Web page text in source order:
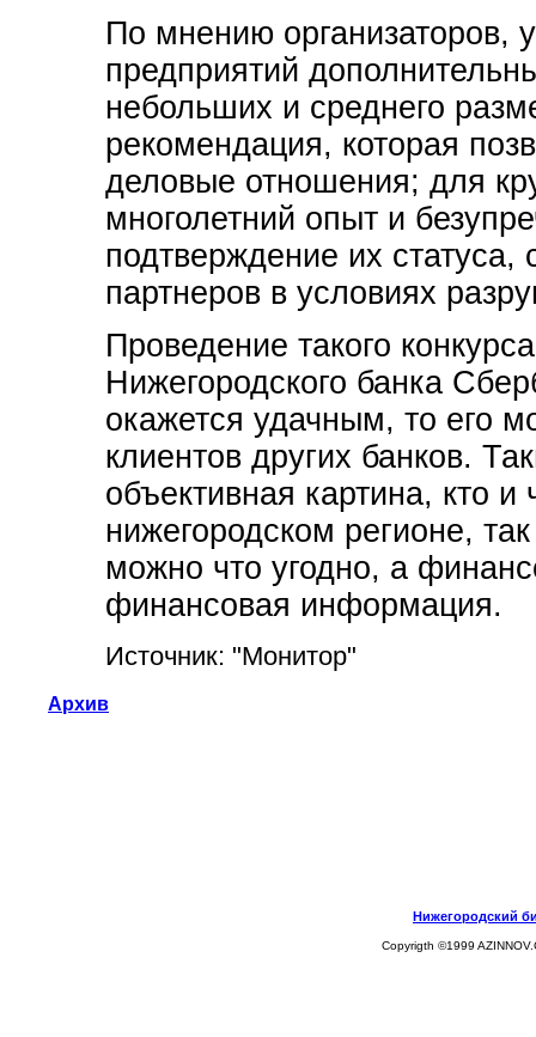
По мнению организаторов,
предприятий
небольших и среднего
рекомендация, которая
деловые отношения; для
многолетний опыт и
подтверждение их
партнеров в условиях
Проведение такого
Нижегородского банка
окажется удачным, то его
клиентов других банков.
объективная картина, кто и
нижегородском регионе,
можно что угодно, а
финансовая информация.
Источник: "Монитор"
Архив
Нижегородский
Copyrigth ©1999